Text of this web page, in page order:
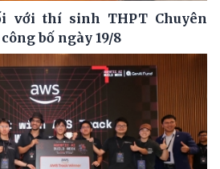
với thí sinh THPT Chuyên
bố ngày 19/8